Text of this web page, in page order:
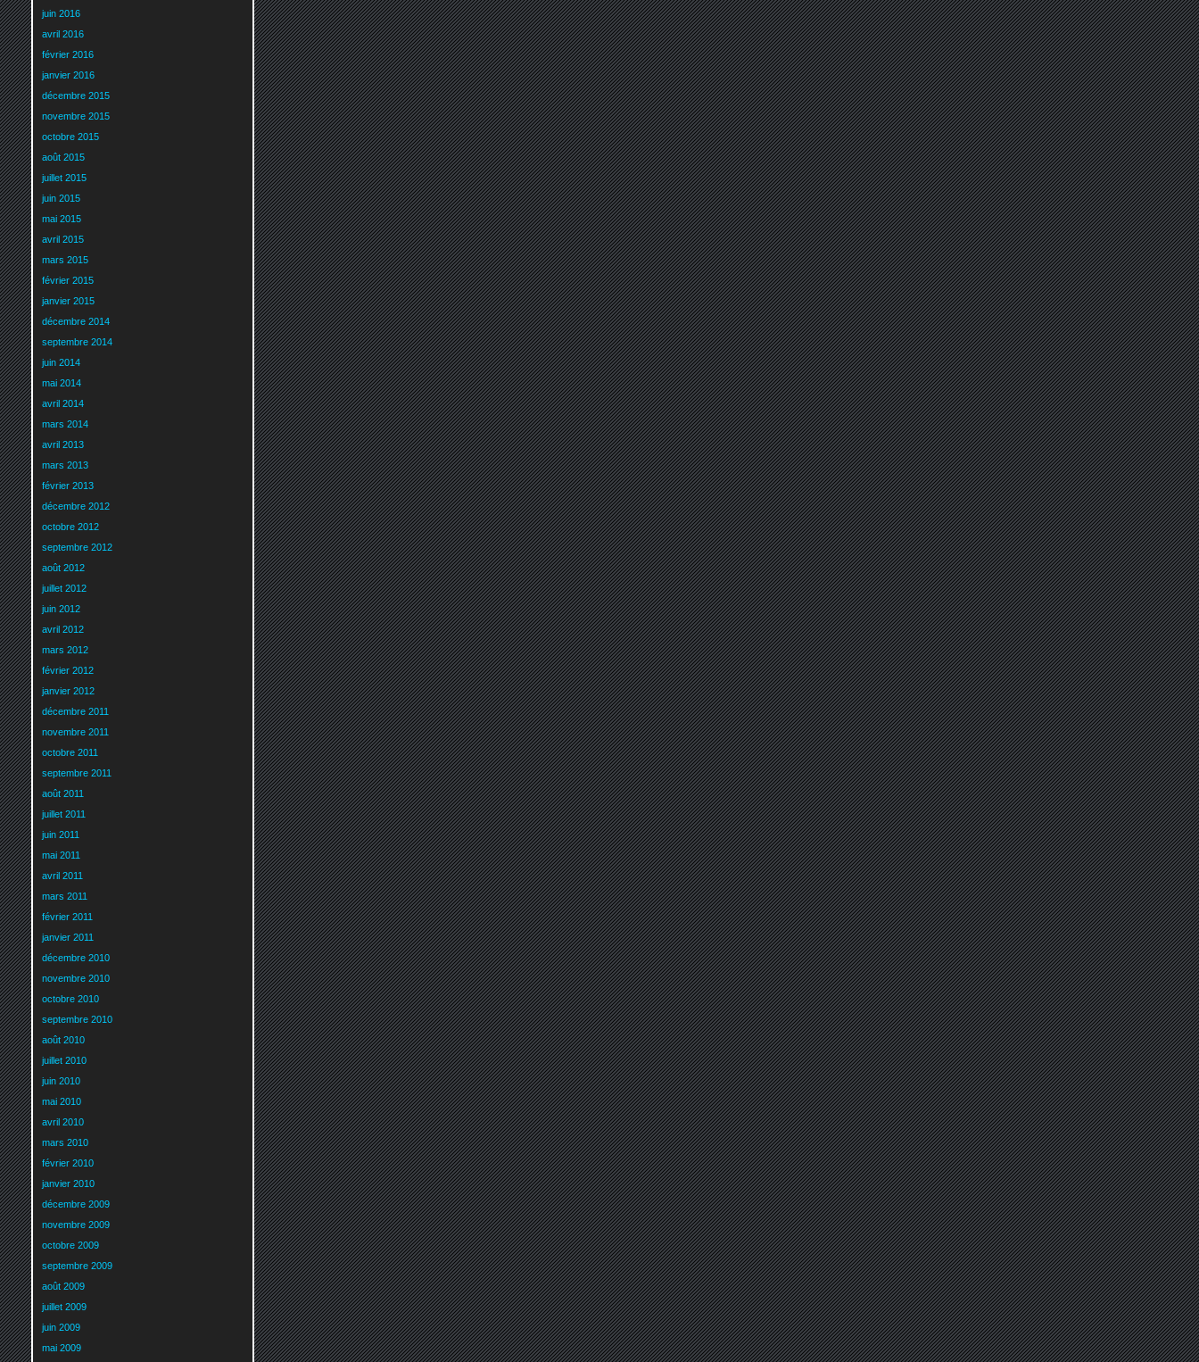
juin 2016
avril 2016
février 2016
janvier 2016
décembre 2015
novembre 2015
octobre 2015
août 2015
juillet 2015
juin 2015
mai 2015
avril 2015
mars 2015
février 2015
janvier 2015
décembre 2014
septembre 2014
juin 2014
mai 2014
avril 2014
mars 2014
avril 2013
mars 2013
février 2013
décembre 2012
octobre 2012
septembre 2012
août 2012
juillet 2012
juin 2012
avril 2012
mars 2012
février 2012
janvier 2012
décembre 2011
novembre 2011
octobre 2011
septembre 2011
août 2011
juillet 2011
juin 2011
mai 2011
avril 2011
mars 2011
février 2011
janvier 2011
décembre 2010
novembre 2010
octobre 2010
septembre 2010
août 2010
juillet 2010
juin 2010
mai 2010
avril 2010
mars 2010
février 2010
janvier 2010
décembre 2009
novembre 2009
octobre 2009
septembre 2009
août 2009
juillet 2009
juin 2009
mai 2009